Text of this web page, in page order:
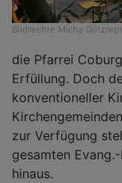
Bildrechte Micha Götz/
die Pfarrei
Erfüllung. Doch
konventioneller
zur Verfügung
gesamten
hinaus.